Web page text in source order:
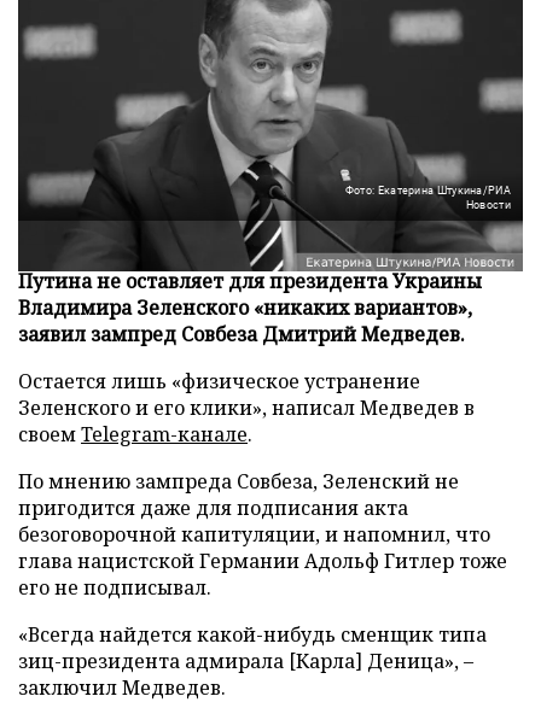
Фото: Екатерина Штукина/РИА
Новости
Нападение на президента России Владимира
Путина не оставляет для президента Украины
Владимира Зеленского «никаких вариантов»,
заявил зампред Совбеза Дмитрий Медведев.
Остается лишь «физическое устранение
Зеленского и его клики», написал Медведев в
своемTelegram-канале.
По мнению зампреда Совбеза, Зеленский не
пригодится даже для подписания акта
безоговорочной капитуляции, и напомнил, что
глава нацистской Германии Адольф Гитлер тоже
его не подписывал.
«Всегда найдется какой-нибудь сменщик типа
зиц-президента адмирала [Карла] Деница», –
заключил Медведев.